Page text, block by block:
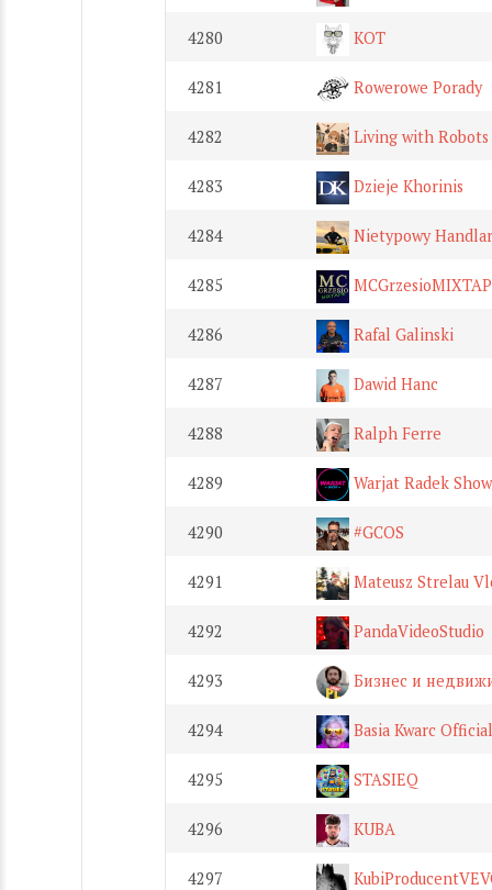
4280 KOT
4281 Rowerowe Porady
4282 Living with Robots
4283 Dzieje Khorinis
4284 Nietypowy
4285
4286 Rafal Galinski
4287 Dawid Hanc
4288 Ralph Ferre
4289 Warjat Radek Show
4290 #GCOS
4291 Mateusz Strelau
4292 PandaVideoStudio
4293 Бизнес и
4294 Basia Kwarc Official
4295 STASIEQ
4296 KUBA
4297